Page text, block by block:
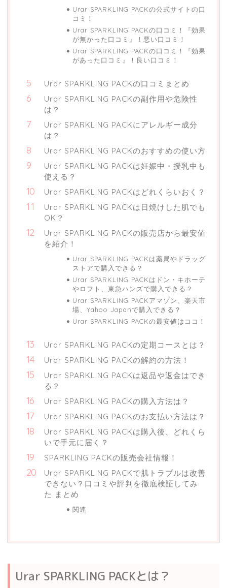
Urar SPARKLING PACKの公式サイトの口
コミ！
Urar SPARKLING PACKの口コミ！『効果
が無かった口コミ』！悪い口コミ！
Urar SPARKLING PACKの口コミ！『効果
があった口コミ』！良い口コミ！
Urar SPARKLING PACKの口コミまとめ
Urar SPARKLING PACKの副作用や危険性
は？
Urar SPARKLING PACKにアレルギー成分
は？
Urar SPARKLING PACKのおすすめの使い方
Urar SPARKLING PACKは妊娠中・授乳中も
使える？
Urar SPARKLING PACKはどれくらいおく？
Urar SPARKLING PACKは日焼けした肌でも
OK？
Urar SPARKLING PACKの販売店から最安値
を紹介！
Urar SPARKLING PACKは薬局やドラッグ
ストアで購入できる？
Urar SPARKLING PACKはドン・キホーテ
やロフト、東急ハンズで購入できる？
Urar SPARKLING PACKアマゾン、楽天市
場、Yahoo Japanで購入できる？
Urar SPARKLING PACKの最安値はココ！
Urar SPARKLING PACKの定期コースとは？
Urar SPARKLING PACKの解約の方法！
Urar SPARKLING PACKは返品や返金はでき
る？
Urar SPARKLING PACKの購入方法は？
Urar SPARKLING PACKのお支払い方法は？
Urar SPARKLING PACKは購入後、どれくら
いで手元に届く？
SPARKLING PACKの販売会社情報！
Urar SPARKLING PACKで肌トラブルは改善
できない？口コミや評判を徹底検証してみ
た まとめ
関連
Urar SPARKLING PACKとは？